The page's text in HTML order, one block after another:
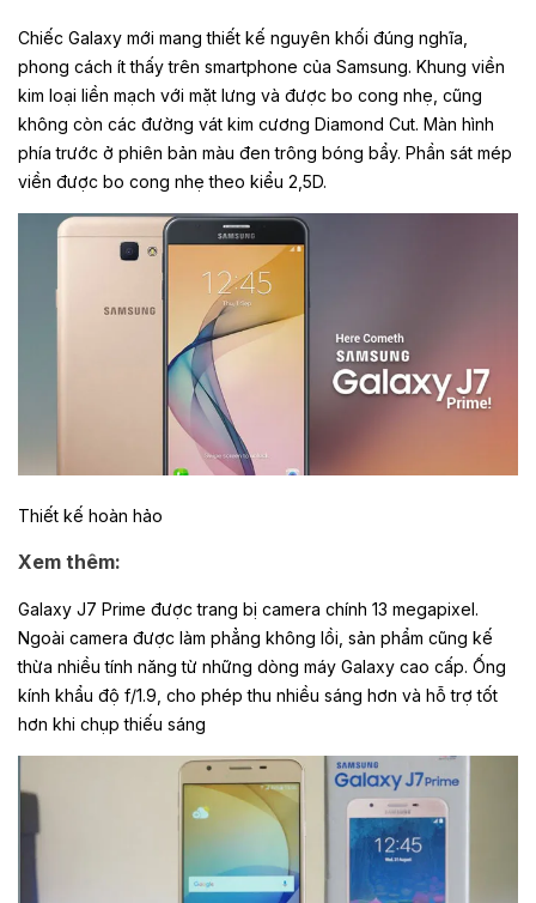
Chiếc Galaxy mới mang thiết kế nguyên khối đúng nghĩa,
phong cách ít thấy trên smartphone của Samsung. Khung viền
kim loại liền mạch với mặt lưng và được bo cong nhẹ, cũng
không còn các đường vát kim cương Diamond Cut. Màn hình
phía trước ở phiên bản màu đen trông bóng bẩy. Phần sát mép
viền được bo cong nhẹ theo kiểu 2,5D.
Thiết kế hoàn hảo
Xem thêm:
Galaxy J7 Prime được trang bị camera chính 13 megapixel.
Ngoài camera được làm phẳng không lồi, sản phẩm cũng kế
thừa nhiều tính năng từ những dòng máy Galaxy cao cấp. Ống
kính khẩu độ f/1.9, cho phép thu nhiều sáng hơn và hỗ trợ tốt
hơn khi chụp thiếu sáng